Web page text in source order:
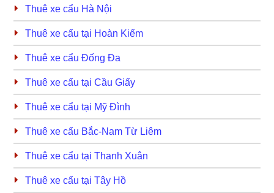
Thuê xe cẩu Hà Nội
Thuê xe cẩu tại Hoàn Kiếm
Thuê xe cẩu Đống Đa
Thuê xe cẩu tại Cầu Giấy
Thuê xe cẩu tại Mỹ Đình
Thuê xe cẩu Bắc-Nam Từ Liêm
Thuê xe cẩu tại Thanh Xuân
Thuê xe cẩu tại Tây Hồ